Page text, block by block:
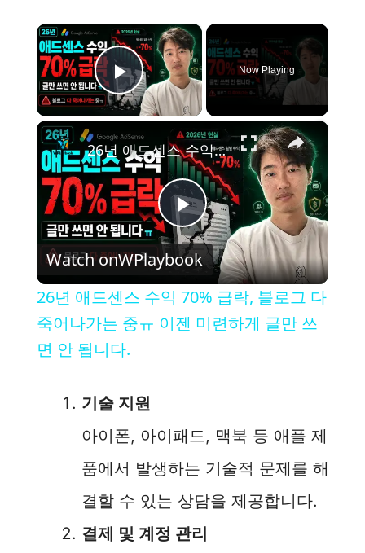
×
Play Video
Now Playing
×
P
l
a
V
i
d
26년 애드센스 수익 70% 급락, 블로그 다 죽어나가는 중ㅠ 이젠 미련하게 글만 쓰면 안 됩니다.
Watch onWPlaybook
26년 애드센스 수익 70% 급락, 블로그 다
죽어나가는 중ㅠ 이젠 미련하게 글만 쓰
면 안 됩니다.
기술 지원
아이폰, 아이패드, 맥북 등 애플 제
품에서 발생하는 기술적 문제를 해
결할 수 있는 상담을 제공합니다.
결제 및 계정 관리